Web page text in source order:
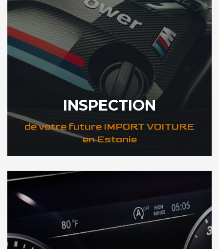
INSPECTION
de votre future IMPORT VOITURE
en Estonie
DÉCOUVREZ VOTRE INSPECTION AUTO en Estonie